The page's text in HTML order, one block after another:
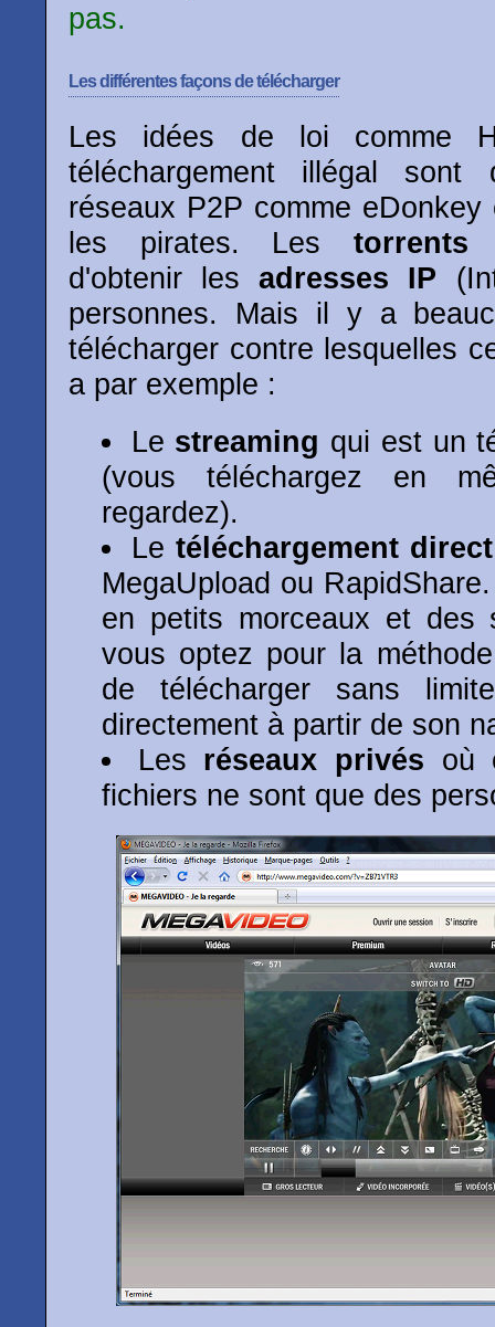
pas.
Les différentes façons de télécharger
Les idées de loi comme
téléchargement illégal
réseaux P2P comme
les pirates. Les torrents
d'obtenir lesadresses IP
personnes. Mais il y a
télécharger contre lesquelles
a par exemple :
Le streaming qui est un
(vous téléchargez en
regardez).
Le téléchargement direct
MegaUpload ou
en petits morceaux et des
vous optez pour la
de télécharger sans
directement à partir de son
Les réseaux privés où
fichiers ne sont que des